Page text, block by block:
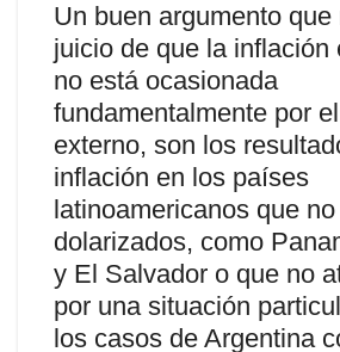
Un buen argumento que
juicio de que la inflación
no está ocasionada
fundamentalmente por
externo, son los
inflación en los países
latinoamericanos que
dolarizados, como
y El Salvador o que no
por una situación
los casos de Argentina